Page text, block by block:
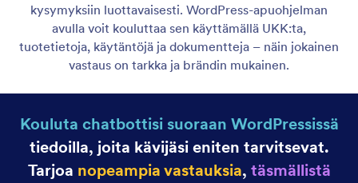
Agentin persoona